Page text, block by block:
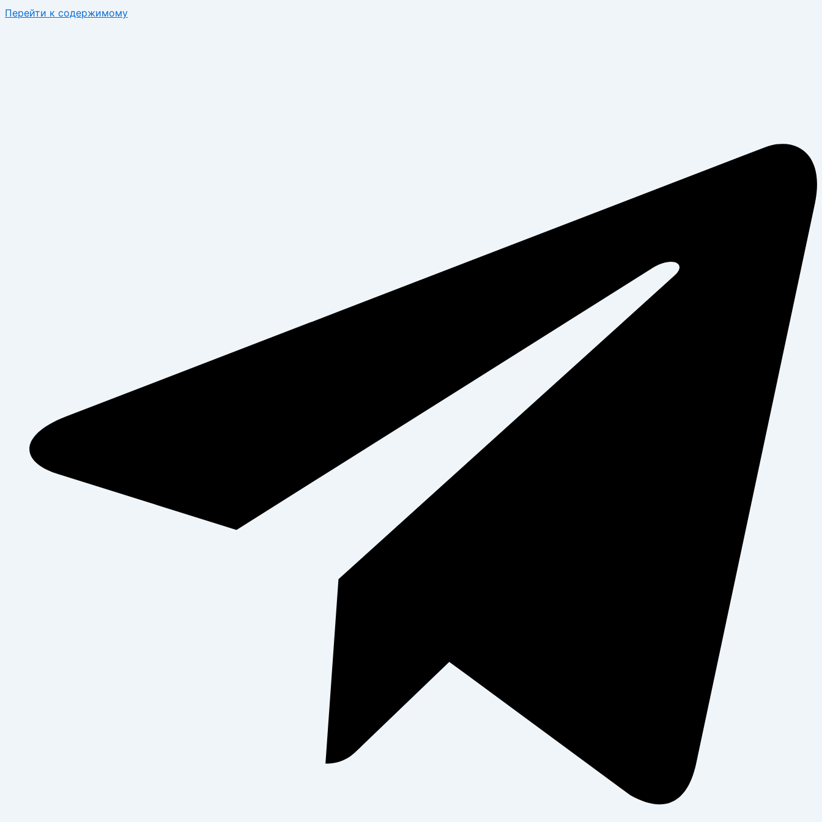
Перейти к содержимому